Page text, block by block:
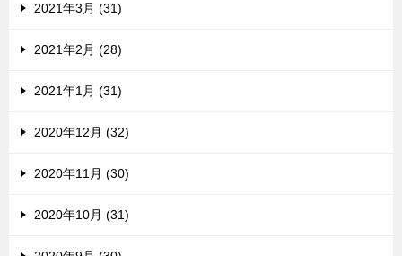
2021年3月 (31)
2021年2月 (28)
2021年1月 (31)
2020年12月 (32)
2020年11月 (30)
2020年10月 (31)